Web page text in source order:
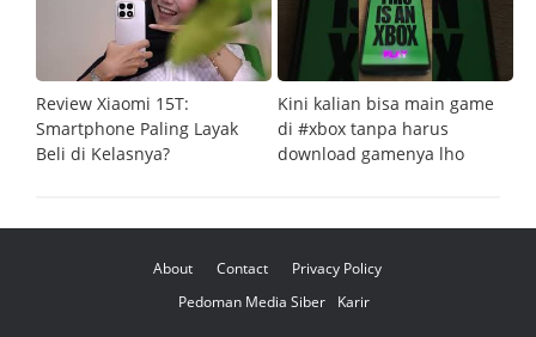
Review Xiaomi 15T:
Smartphone Paling Layak
Beli di Kelasnya?
Kini kalian bisa main game
di #xbox tanpa harus
download gamenya lho
About Contact
Privacy Policy
Pedoman Media Siber
Karir